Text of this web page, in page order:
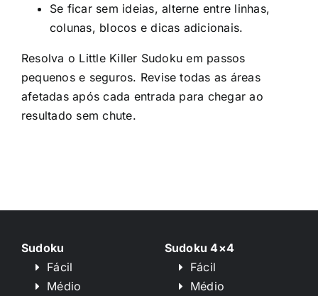
Se ficar sem ideias, alterne entre linhas,
colunas, blocos e dicas adicionais.
Resolva o Little Killer Sudoku em passos
pequenos e seguros. Revise todas as áreas
afetadas após cada entrada para chegar ao
resultado sem chute.
Sudoku
Fácil
Médio
Sudoku 4×4
Fácil
Médio